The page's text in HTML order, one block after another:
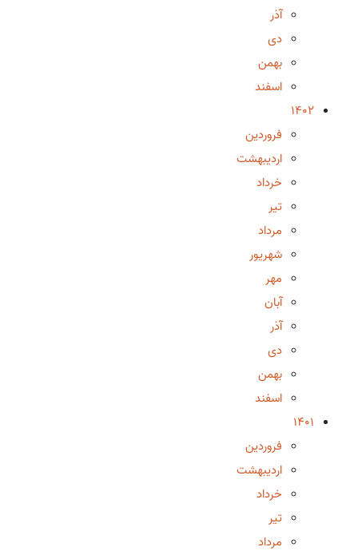
آذر
دی
بهمن
اسفند
1402
فروردین
اردیبهشت
خرداد
تیر
مرداد
شهریور
مهر
آبان
آذر
دی
بهمن
اسفند
1401
فروردین
اردیبهشت
خرداد
تیر
مرداد